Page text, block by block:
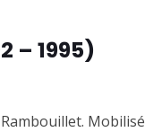
– 1995)
Mobilisé